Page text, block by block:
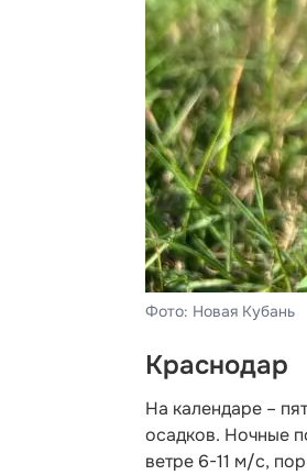
Фото: Новая Кубань
Краснодар
На календаре –
осадков. Ночные
ветре 6-11 м/с,